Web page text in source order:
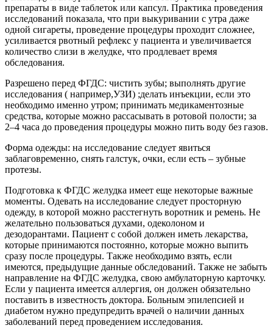
препараты в виде таблеток или капсул. Практика проведения
исследований показала, что при выкуривании с утра даже
одной сигареты, проведение процедуры проходит сложнее,
усиливается рвотный рефлекс у пациента и увеличивается
количество слизи в желудке, что продлевает время
обследования.
Разрешено перед ФГДС: чистить зубы; выполнять другие
исследования ( например,УЗИ) ;делать инъекции, если это
необходимо именно утром; принимать медикаментозные
средства, которые можно рассасывать в ротовой полости; за
2–4 часа до проведения процедуры можно пить воду без газов.
Форма одежды: на исследование следует явиться
заблаговременно, снять галстук, очки, если есть – зубные
протезы.
Подготовка к ФГДС желудка имеет еще некоторые важные
моменты. Одевать на исследование следует просторную
одежду, в которой можно расстегнуть воротник и ремень. Не
желательно пользоваться духами, одеколоном и
дезодорантами. Пациент с собой должен иметь лекарства,
которые принимаются постоянно, которые можно выпить
сразу после процедуры. Также необходимо взять, если
имеются, предыдущие данные обследований. Также не забыть
направление на ФГДС желудка, свою амбулаторную карточку.
Если у пациента имеется аллергия, он должен обязательно
поставить в известность доктора. Больным эпилепсией и
диабетом нужно предупредить врачей о наличии данных
заболеваний перед проведением исследования.